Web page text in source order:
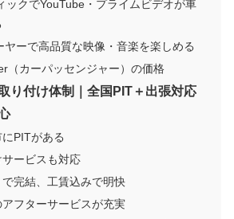
ックでYouTube・プライムビデオが車
ヤーで高品質な映像・音楽を楽しめる
（カーパッセンジャー）の価格
り付け体制｜全国PIT＋出張対応
PITがある
ービスも対応
完結、工賃込みで明快
フターサービスが充実